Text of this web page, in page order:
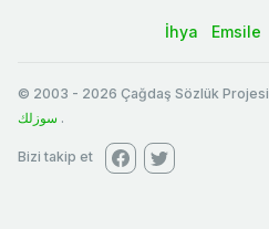
İhya Emsile
© 2003 - 2026 Çağdaş Sözlük
سوزلك .
Bizi takip et